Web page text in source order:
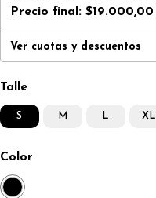
Precio final: $19.000,00
Ver cuotas y descuentos
Talle
S M L XL
Color